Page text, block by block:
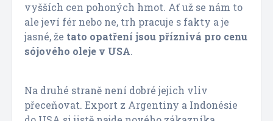
vyšších cen pohoných hmot. Ať už se nám to
ale jeví fér nebo ne, trh pracuje s fakty a je
jasné, že tato opatření jsou příznivá pro cenu
sójového oleje v USA.
Na druhé straně není dobré jejich vliv
přeceňovat. Export z Argentiny a Indonésie